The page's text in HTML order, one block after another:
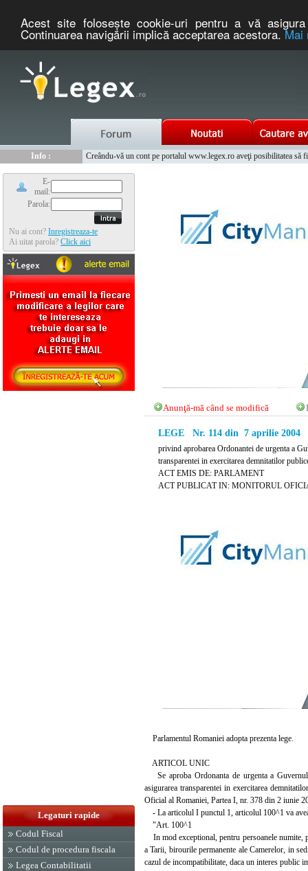
Acest site foloseşte cookie-uri pentru a vă
Continuarea navigării implică acceptarea acestora.Mai
Info :
Creându-vă un cont pe portalul www.legex.ro aveţi posibilitatea să
E-
mail:
Parola:
Nu ai cont? Inregistreaza-te
Ai uitat parola? Click aici
Legaturi rapide
Codul Fiscal
Codul de procedura fiscala
Legea Contabilitatii
Anunţă-mă când se modifică
LEGE Nr. 114 din 7 aprilie 2004
privind aprobarea Ordonantei de urgenta a
transparentei in exercitarea demnitatilor
ACT EMIS DE: PARLAMENT
ACT PUBLICAT IN: MONITORUL
Parlamentul Romaniei adopta prezenta lege.
ARTICOL UNIC
Se aproba Ordonanta de urgenta a
asigurarea transparentei in exercitarea
Oficial al Romaniei, Partea I, nr. 378 din 2 iunie
- La articolul I punctul 1, articolul 100^1 va
"Art. 100^1
In mod exceptional, pentru persoanele numite,
a Tarii, birourile permanente ale Camerelor, in
cazul de incompatibilitate, daca un interes public